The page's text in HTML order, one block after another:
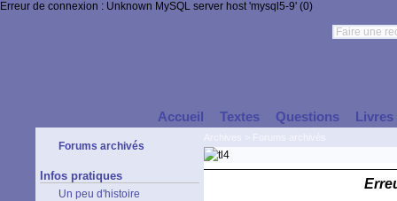
Erreur de connexion : Unknown MySQL server host 'mysql5-9' (0)
Accueil Textes Questions Livres
Forums archivés
Infos pratiques
Un peu d'histoire